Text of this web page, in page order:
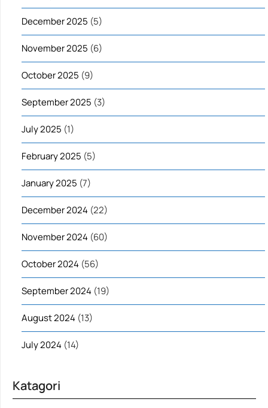
December 2025 (5)
November 2025 (6)
October 2025 (9)
September 2025 (3)
July 2025 (1)
February 2025 (5)
January 2025 (7)
December 2024 (22)
November 2024 (60)
October 2024 (56)
September 2024 (19)
August 2024 (13)
July 2024 (14)
Katagori